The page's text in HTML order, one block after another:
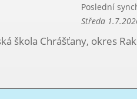
Poslední
Středa
škola Chrášťany, okres